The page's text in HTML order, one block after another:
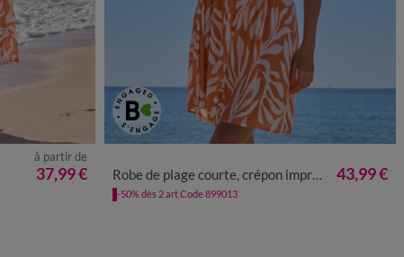
52 54
à partir de
37,99 € Robe de plage courte, crépon imprimé 43,99 €
-50% dès 2 art Code 899013